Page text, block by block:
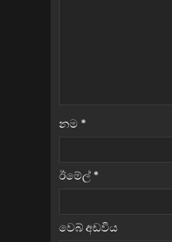
නම *
ඊමේල් *
වෙබ් අඩවිය